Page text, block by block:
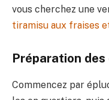
vous cherchez une
tiramisu aux fraises
Préparation
Commencez par